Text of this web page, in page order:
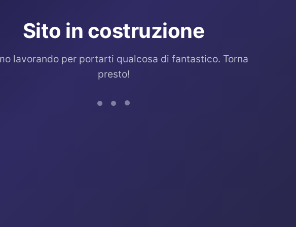
Sito in costruzione
lavorando per portarti qualcosa di fantastico. Torna
presto!